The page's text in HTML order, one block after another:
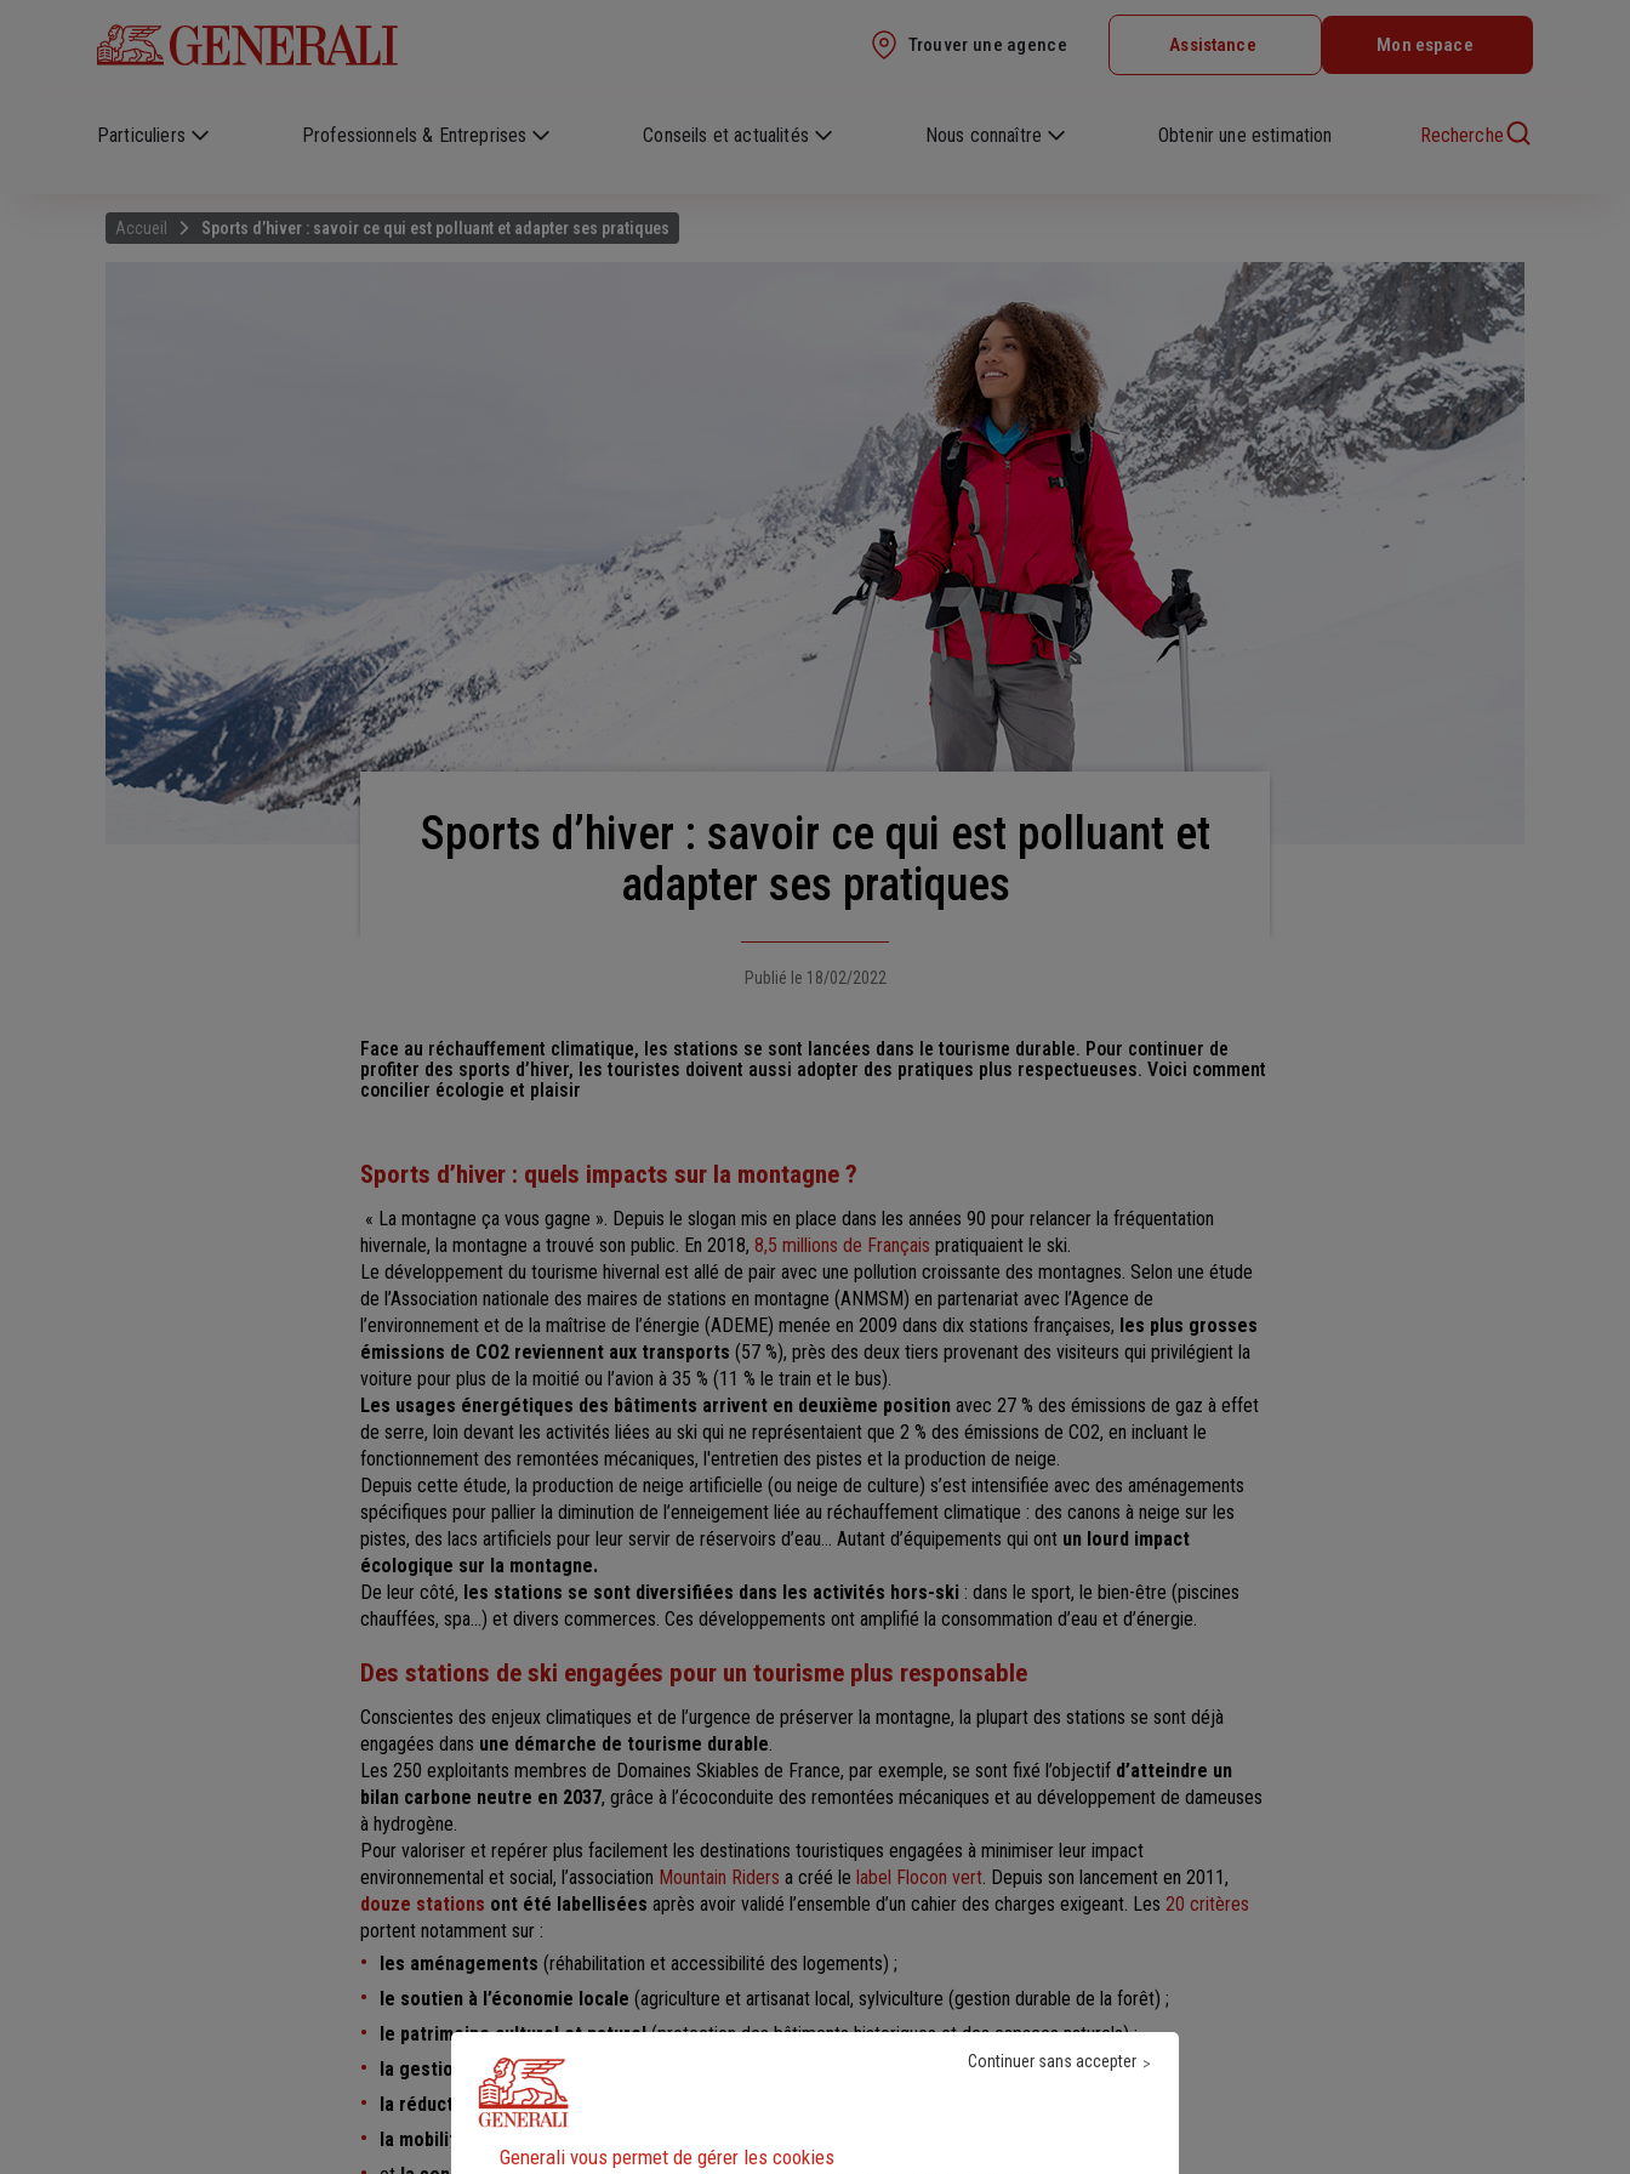
Trouver une agence Assistance Mon espace
Particuliers Professionnels & Entreprises Conseils et actualités Nous connaître Obtenir une estimation Recherche
Accueil Sports d’hiver : savoir ce qui est polluant et adapter ses pratiques
Sports d’hiver : savoir ce qui est polluant et
adapter ses pratiques
Publié le 18/02/2022
Face au réchauffement climatique, les stations se sont lancées dans le tourisme durable. Pour continuer de
profiter des sports d’hiver, les touristes doivent aussi adopter des pratiques plus respectueuses. Voici comment
concilier écologie et plaisir
Sports d’hiver : quels impacts sur la montagne ?
« La montagne ça vous gagne ». Depuis le slogan mis en place dans les années 90 pour relancer la fréquentation
hivernale, la montagne a trouvé son public. En 2018, 8,5 millions de Français pratiquaient le ski.
Le développement du tourisme hivernal est allé de pair avec une pollution croissante des montagnes. Selon une étude
de l’Association nationale des maires de stations en montagne (ANMSM) en partenariat avec l’Agence de
l’environnement et de la maîtrise de l’énergie (ADEME) menée en 2009 dans dix stations françaises, les plus grosses
émissions de CO2 reviennent aux transports (57 %), près des deux tiers provenant des visiteurs qui privilégient la
voiture pour plus de la moitié ou l’avion à 35 % (11 % le train et le bus).
Les usages énergétiques des bâtiments arrivent en deuxième position avec 27 % des émissions de gaz à effet
de serre, loin devant les activités liées au ski qui ne représentaient que 2 % des émissions de CO2, en incluant le
fonctionnement des remontées mécaniques, l'entretien des pistes et la production de neige.
Depuis cette étude, la production de neige artificielle (ou neige de culture) s’est intensifiée avec des aménagements
spécifiques pour pallier la diminution de l’enneigement liée au réchauffement climatique : des canons à neige sur les
pistes, des lacs artificiels pour leur servir de réservoirs d’eau… Autant d’équipements qui ont un lourd impact
écologique sur la montagne.
De leur côté, les stations se sont diversifiées dans les activités hors-ski : dans le sport, le bien-être (piscines
chauffées, spa...) et divers commerces. Ces développements ont amplifié la consommation d’eau et d’énergie.
Des stations de ski engagées pour un tourisme plus responsable
Conscientes des enjeux climatiques et de l’urgence de préserver la montagne, la plupart des stations se sont déjà
engagées dans une démarche de tourisme durable
Les 250 exploitants membres de Domaines Skiables de France, par exemple, se sont fixé l’objectif d’atteindre un
bilan carbone neutre en 2037, grâce à l’écoconduite des remontées mécaniques et au développement de dameuses
à hydrogène.
Pour valoriser et repérer plus facilement les destinations touristiques engagées à minimiser leur impact
environnemental et social, l’association Mountain Riders a créé le label Flocon vert . Depuis son lancement en 2011,
douze stations ont été labellisées après avoir validé l’ensemble d’un cahier des charges exigeant. Les 20 critères
portent notamment sur :
les aménagements (réhabilitation et accessibilité des logements) ;
le soutien à l’économie locale (agriculture et artisanat local, sylviculture (gestion durable de la forêt) ;
le patrimoine culturel et naturel(protection des bâtiments historiques et des espaces naturels) ;
la gestion de l’eau potable et de la neige de culture
la réduction des déchets
la mobilité douce
Generali vous permet de gérer les cookies
Continuer sans accepter